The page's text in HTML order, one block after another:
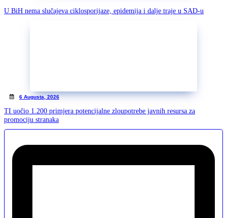
U BiH nema slučajeva ciklosporijaze, epidemija i dalje traje u SAD-u
6 Augusta, 2026
TI uočio 1.200 primjera potencijalne zloupotrebe javnih resursa za
promociju stranaka